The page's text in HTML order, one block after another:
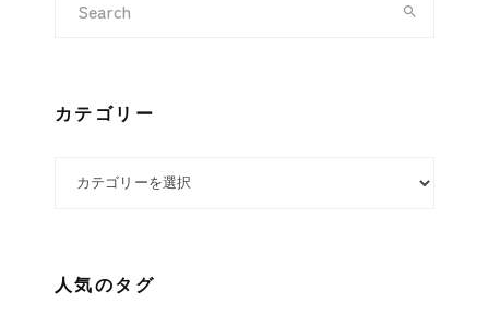
カテゴリー
人気のタグ